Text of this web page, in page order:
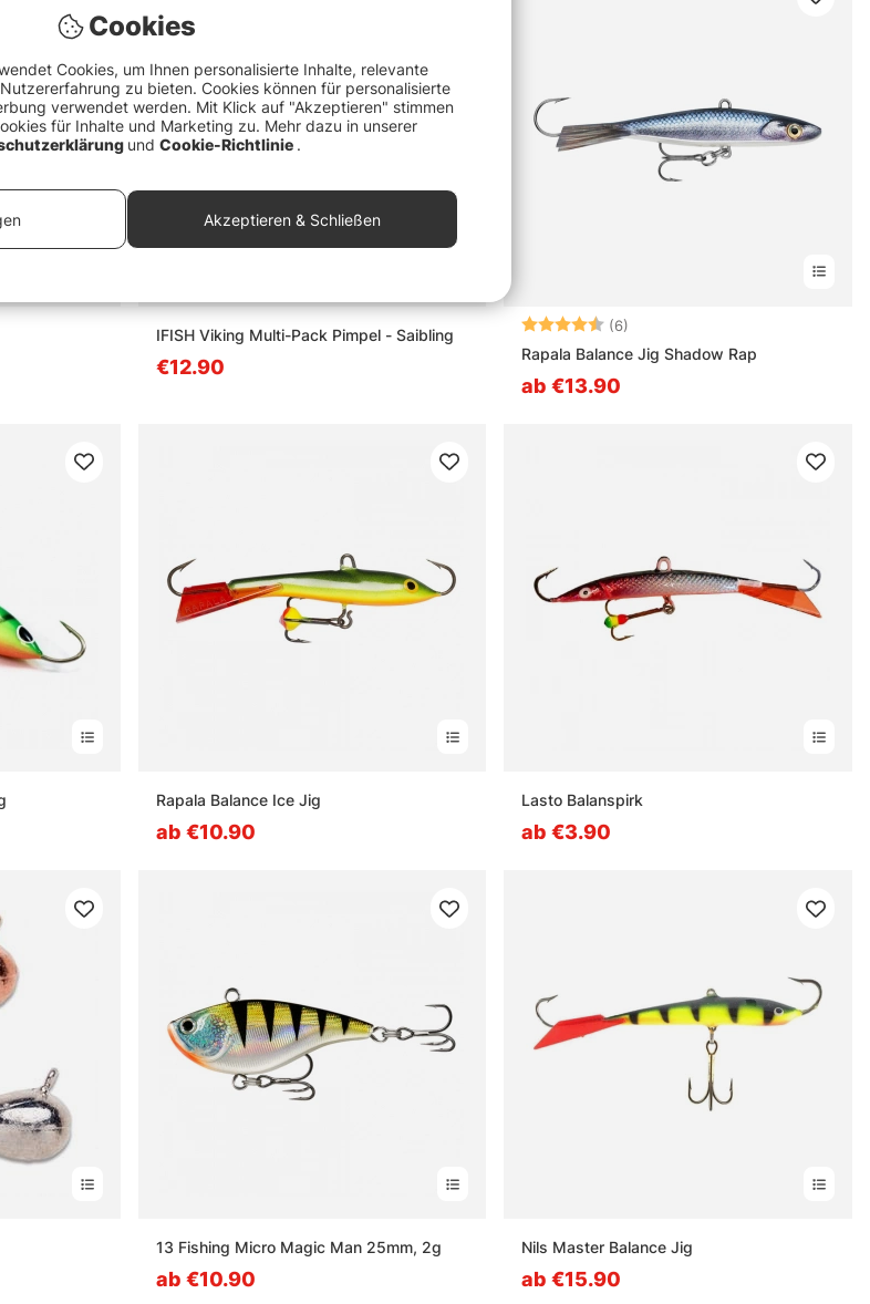
IFISH Viking Multi-Pack Pimpel - Saibling
€12.90
Bewertung: (6)
Rapala Balance Jig Shadow Rap
ab €13.90
Rapala Balance Ice Jig
ab €10.90
Lasto Balanspirk
ab €3.90
13 Fishing Micro Magic Man 25mm, 2g
ab €10.90
Nils Master Balance Jig
ab €15.90
Cookies
Cookies, um Ihnen personalisierte Inhalte, relevante
zu bieten. Cookies können für personalisierte
verwendet werden. Mit Klick auf "Akzeptieren" stimmen
für Inhalte und Marketing zu. Mehr dazu in unserer
und Cookie-Richtlinie .
Akzeptieren & Schließen